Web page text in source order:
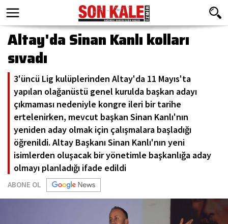
Altay'da Sinan Kanlı kolları
sıvadı
3'üncü Lig kulüplerinden Altay'da 11 Mayıs'ta
yapılan olağanüstü genel kurulda başkan adayı
çıkmaması nedeniyle kongre ileri bir tarihe
ertelenirken, mevcut başkan Sinan Kanlı'nın
yeniden aday olmak için çalışmalara başladığı
öğrenildi. Altay Başkanı Sinan Kanlı'nın yeni
isimlerden oluşacak bir yönetimle başkanlığa aday
olmayı planladığı ifade edildi
ABONE OL